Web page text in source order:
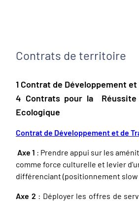
Contrats de territoire
1 Contrat de Développement
4 Contrats pour la Réussite
Ecologique
Contrat de Développement et de
Axe 1 : Prendre appui sur les
comme force culturelle et levier
différenciant (positionnement
Axe 2 : Déployer les offres de